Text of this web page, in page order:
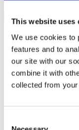
This website uses
We use cookies to
features and to
our site with our
combine it with
collected from
Login Inchide
Newsletter
e-mail